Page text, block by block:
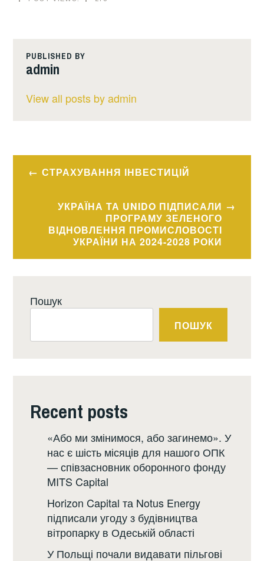
PUBLISHED BY
admin
View all posts by admin
Навігація
СТРАХУВАННЯ ІНВЕСТИЦІЙ
УКРАЇНА ТА UNIDO ПІДПИСАЛИ
ПРОГРАМУ ЗЕЛЕНОГО
ВІДНОВЛЕННЯ ПРОМИСЛОВОСТІ
УКРАЇНИ НА 2024-2028 РОКИ
Пошук
ПОШУК
Recent posts
«Або ми змінимося, або загинемо». У
нас є шість місяців для нашого ОПК
— співзасновник оборонного фонду
MITS Capital
Horizon Capital та Notus Energy
підписали угоду з будівництва
вітропарку в Одеській області
У Польщі почали видавати пільгові